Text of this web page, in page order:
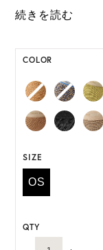
M, L 展開の商
*天然素材を用
には個体差がご
COLOR
SIZE
OS
QTY